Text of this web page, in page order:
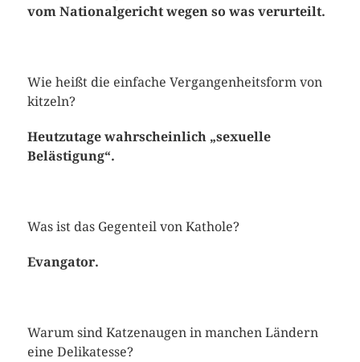
vom Nationalgericht wegen so was verurteilt.
Wie heißt die einfache Vergangenheitsform von
kitzeln?
Heutzutage wahrscheinlich „sexuelle
Belästigung“.
Was ist das Gegenteil von Kathole?
Evangator.
Warum sind Katzenaugen in manchen Ländern
eine Delikatesse?